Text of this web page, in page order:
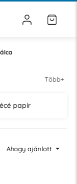
Több+
papír
Ahogy ajánlott